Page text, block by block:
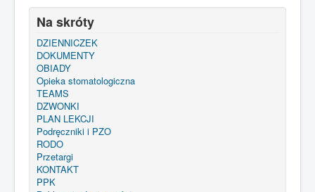
Na skróty
DZIENNICZEK
DOKUMENTY
OBIADY
Opieka stomatologiczna
TEAMS
DZWONKI
PLAN LEKCJI
Podręczniki i PZO
RODO
Przetargi
KONTAKT
PPK